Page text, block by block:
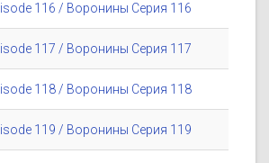
116 / Воронины Серия 116
117 / Воронины Серия 117
118 / Воронины Серия 118
119 / Воронины Серия 119